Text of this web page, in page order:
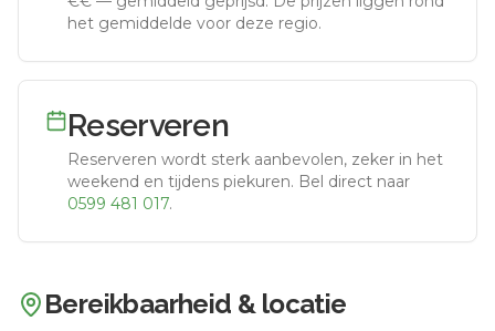
het gemiddelde voor deze regio.
Reserveren
Reserveren wordt sterk aanbevolen, zeker in het
weekend en tijdens piekuren. Bel direct naar
0599 481 017.
Bereikbaarheid & locatie